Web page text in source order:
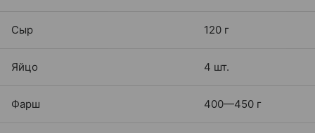
Сыр 120 г
Яйцо 4 шт.
Фарш 400—450 г